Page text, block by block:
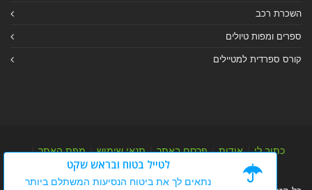
השכרת רכב
ספרים ומפות טיולים
קורס ספרדית למטיילים
כתוב לי|אודות|פרסם באתר|תנאי שימוש|מפת האתר|
מפת אלבום|מפת מאמרי מידע
לטייל בטוח ובראש שקט
נתאים לך את ביטוח הנסיעות המשתלם ביותר